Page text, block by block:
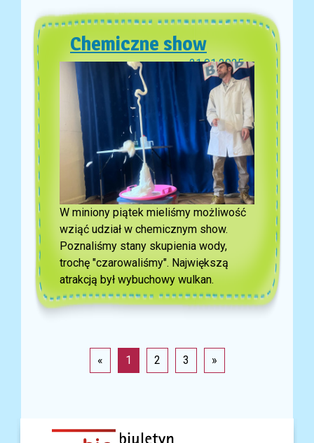
Chemiczne show
21.01.2025
W miniony piątek mieliśmy możliwość
wziąć udział w chemicznym show.
Poznaliśmy stany skupienia wody,
trochę "czarowaliśmy". Największą
atrakcją był wybuchowy wulkan.
« 1 2 3 »